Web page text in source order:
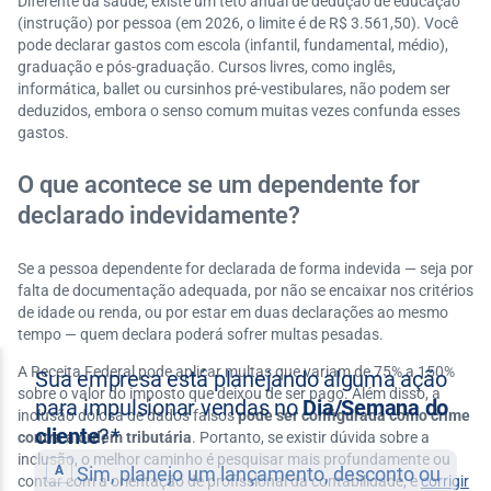
(instrução) por pessoa (em 2026, o limite é de R$ 3.561,50). Você
pode declarar gastos com escola (infantil, fundamental, médio),
graduação e pós-graduação. Cursos livres, como inglês,
informática, ballet ou cursinhos pré-vestibulares, não podem ser
deduzidos, embora o senso comum muitas vezes confunda esses
gastos.
O que acontece se um dependente for
declarado indevidamente?
Se a pessoa dependente for declarada de forma indevida — seja por
falta de documentação adequada, por não se encaixar nos critérios
de idade ou renda, ou por estar em duas declarações ao mesmo
tempo — quem declara poderá sofrer multas pesadas.
A Receita Federal pode aplicar multas que variam de 75% a 150%
sobre o valor do imposto que deixou de ser pago. Além disso, a
inclusão dolosa de dados falsospode ser configurada como crime
contra a ordem tributária. Portanto, se existir dúvida sobre a
inclusão, o melhor caminho é pesquisar mais profundamente ou
contar com a orientação de profissional da contabilidade, ecorrigir